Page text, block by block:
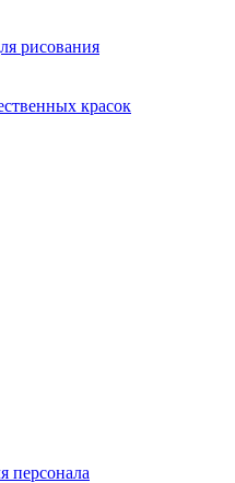
рисования
красок
персонала